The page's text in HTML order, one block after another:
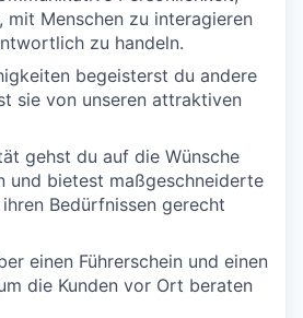
mit Menschen zu interagieren
zu handeln.
begeisterst du andere
sie von unseren attraktiven
gehst du auf die Wünsche
und bietest maßgeschneiderte
Bedürfnissen gerecht
einen Führerschein und einen
die Kunden vor Ort beraten